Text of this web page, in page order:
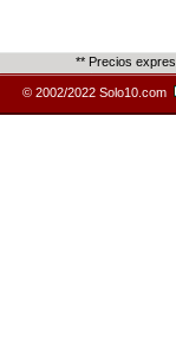
** Precios
© 2002/2022 Solo10.com